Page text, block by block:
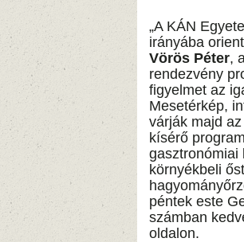
„A KÁN
irányába
Vörös Péter,
rendezvény
figyelmet az
Mesetérkép,
várják majd
kísérő
gasztronómiai
környékbeli
péntek este
számban
oldalon.